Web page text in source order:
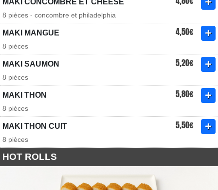
MAKI CONCOMBRE ET CHEESE
8 pièces - concombre et philadelphia
MAKI MANGUE 4,50€
8 pièces
MAKI SAUMON 5,20€
8 pièces
MAKI THON 5,80€
8 pièces
MAKI THON CUIT 5,50€
8 pièces
HOT ROLLS